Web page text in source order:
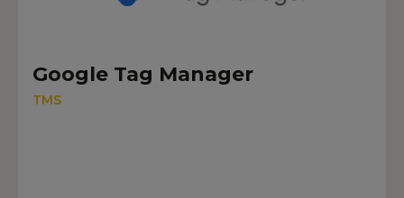
Google Tag Manager
TMS